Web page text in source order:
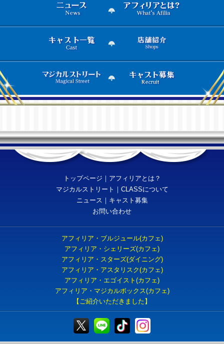
トップページ ｜ アフィリアとは？
マジカルストリート ｜ CLASSについて
ニュース ｜ キャスト募集
お問い合わせ
アフィリア・ブルジュール(カフェ)
アフィリア・シェリーズ(カフェ)
アフィリア・スターズ(ダイニング)
アフィリア・アスタリスク(カフェ)
アフィリア・エゴイスト(カフェ)
アフィリア・マジカルボックス(カフェ)
【ご紹介いただきました】